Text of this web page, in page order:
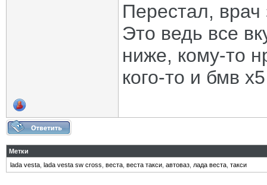
Перестал, врач
Это ведь все
ниже, кому-то
кого-то и бмв
Метки
lada vesta lada vesta sw cross веста веста такси автоваз лада веста такси